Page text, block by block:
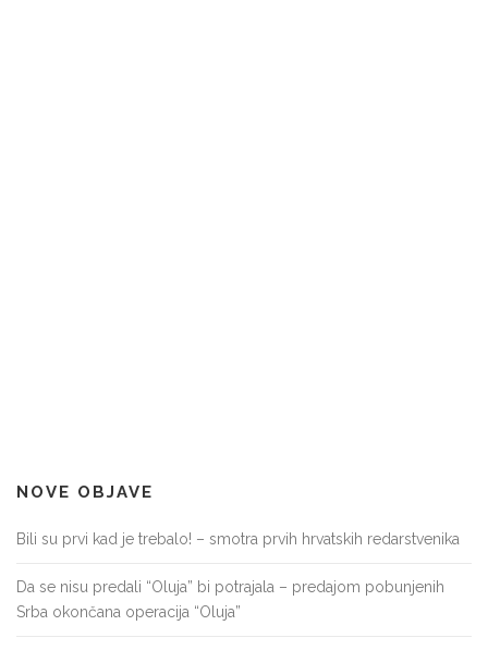
NOVE OBJAVE
Bili su prvi kad je trebalo! – smotra prvih hrvatskih redarstvenika
Da se nisu predali “Oluja” bi potrajala – predajom pobunjenih
Srba okončana operacija “Oluja”